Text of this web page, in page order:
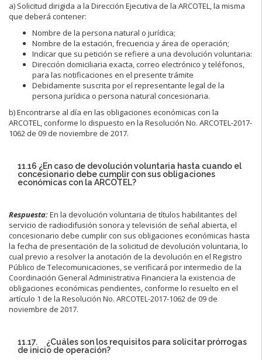
a) Solicitud dirigida a la Dirección Ejecutiva de la ARCOTEL, la misma
que deberá contener:
Nombre de la persona natural o jurídica;
Nombre de la estación, frecuencia y área de operación;
Indicar que su petición se refiere a una devolución voluntaria:
Dirección domiciliaria exacta, correo electrónico y teléfonos,
para las notificaciones en el presente trámite
Debidamente suscrita por el representante legal de la
persona jurídica o persona natural concesionaria.
b) Encontrarse al día en las obligaciones económicas con la
ARCOTEL, conforme lo dispuesto en la Resolución No. ARCOTEL-2017-
1062 de 09 de noviembre de 2017.
11.16 ¿En caso de devolución voluntaria hasta cuando el
concesionario debe cumplir con sus obligaciones
económicas con la ARCOTEL?
Respuesta:En la devolución voluntaria de títulos habilitantes del
servicio de radiodifusión sonora y televisión de señal abierta, el
concesionario debe cumplir con sus obligaciones económicas hasta
la fecha de presentación de la solicitud de devolución voluntaria, lo
cual previo a resolver la anotación de la devolución en el Registro
Público de Telecomunicaciones, se verificará por intermedio de la
Coordinación General Administrativa Financiera la existencia de
obligaciones económicas pendientes, conforme lo resuelto en el
artículo 1 de la Resolución No. ARCOTEL-2017-1062 de 09 de
noviembre de 2017.
11.17. ¿Cuáles son los requisitos para solicitar prórrogas
de inicio de operación?